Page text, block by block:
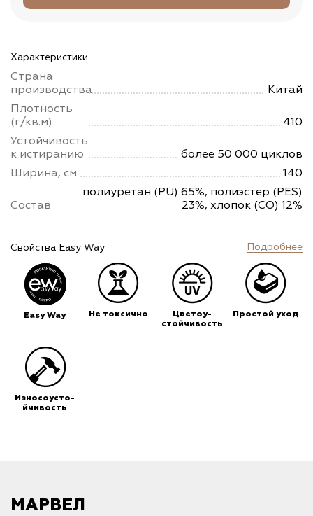
Характеристики
Страна
производства
Китай
Плотность
(г/кв.м)
410
Устойчивость
к истиранию
более 50 000 циклов
Ширина, см
140
Состав
полиуретан (PU) 65%, полиэстер (PES)
23%, хлопок (CO) 12%
Свойства Easy Way Подробнее
Easy Way Не токсично
Цветоу-
стойчивость
Простой уход
Износоусто-
йчивость
МАРВЕЛ